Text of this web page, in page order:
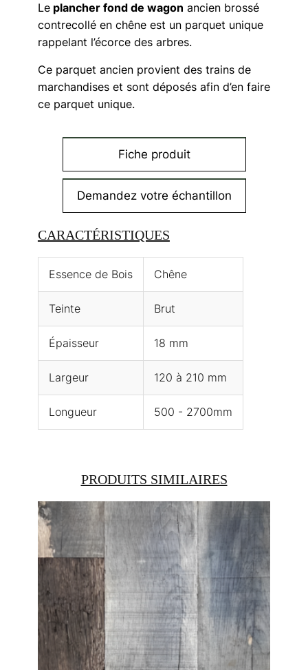
Leplancher fond de wagon ancien brossé
contrecollé en chêne est un parquet unique
rappelant l’écorce des arbres.
Ce parquet ancien provient des trains de
marchandises et sont déposés afin d’en faire
ce parquet unique.
Fiche produit
Demandez votre échantillon
CARACTÉRISTIQUES
Essence de Bois Chêne
Teinte Brut
Épaisseur 18 mm
Largeur 120 à 210 mm
Longueur 500 - 2700mm
PRODUITS SIMILAIRES